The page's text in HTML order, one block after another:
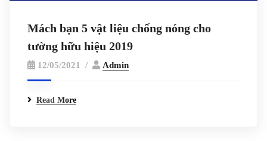
Mách bạn 5 vật liệu chống nóng cho
tường hữu hiệu 2019
12/05/2021 Admin
Read More